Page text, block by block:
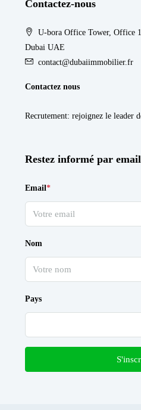
Contactez-nous
U-bora Office Tower, Office
Dubai UAE
contact@dubaiimmobilier.fr
Contactez nous
Recrutement: rejoignez le leader
Restez informé par email
Email*
Nom
Pays